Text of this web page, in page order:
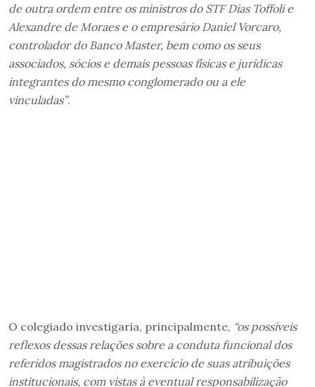
de outra ordem entre os ministros do STF Dias Toffoli e
Alexandre de Moraes e o empresário Daniel Vorcaro,
controlador do Banco Master, bem como os seus
associados, sócios e demais pessoas físicas e jurídicas
integrantes do mesmo conglomerado ou a ele
vinculadas”.
O colegiado investigaria, principalmente, “os possíveis
reflexos dessas relações sobre a conduta funcional dos
referidos magistrados no exercício de suas atribuições
institucionais, com vistas à eventual responsabilização